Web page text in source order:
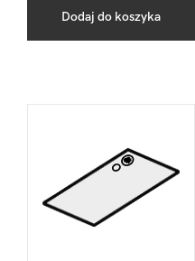
Dodaj do koszyka